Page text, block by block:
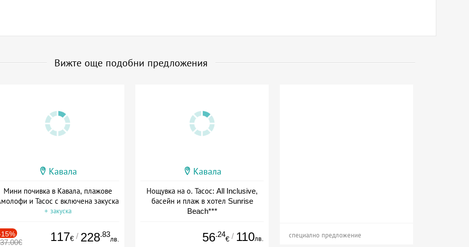
Вижте още подобни предложения
Кавала
Мини почивка в Кавала, плажове
и Тасос с включена закуска
+ закуска
117€ / 228.83
лв.
Кавала
Нощувка на о. Тасос: All Inclusive,
басейн и плаж в хотел Sunrise
Beach***
56.24
€ / 110лв. специално предложение